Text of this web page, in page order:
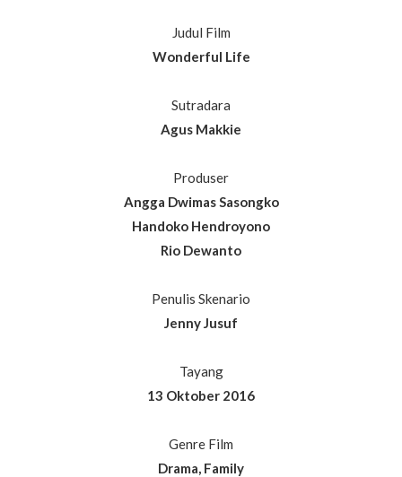
Judul Film
Wonderful Life
Sutradara
Agus Makkie
Produser
Angga Dwimas Sasongko
Handoko Hendroyono
Rio Dewanto
Penulis Skenario
Jenny Jusuf
Tayang
13 Oktober 2016
Genre Film
Drama, Family